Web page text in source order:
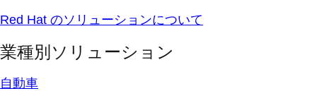
Red Hat のソリューションについて
業種別ソリューション
自動車